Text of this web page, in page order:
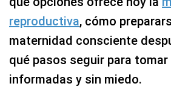
reproductiva, cómo
maternidad consciente
qué pasos seguir para
informadas y sin miedo.